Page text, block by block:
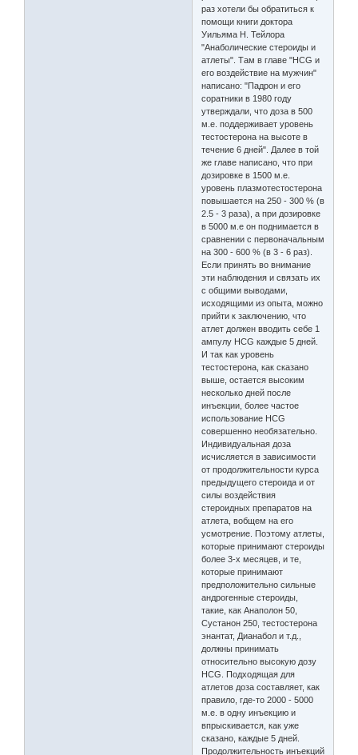
раз хотели бы обратиться к
помощи книги доктора
Уильяма Н. Тейлора
"Анаболические стероиды и
атлеты". Там в главе "HCG и
его воздействие на мужчин"
написано: "Падрон и его
соратники в 1980 году
утверждали, что доза в 500
м.е. поддерживает уровень
тестостерона на высоте в
течение 6 дней". Далее в той
же главе написано, что при
дозировке в 1500 м.е.
уровень плазмотестостерона
повышается на 250 - 300 % (в
2.5 - 3 раза), а при дозировке
в 5000 м.е он поднимается в
сравнении с первоначальным
на 300 - 600 % (в 3 - 6 раз).
Если принять во внимание
эти наблюдения и связать их
с общими выводами,
исходящими из опыта, можно
прийти к заключению, что
атлет должен вводить себе 1
ампулу HCG каждые 5 дней.
И так как уровень
тестостерона, как сказано
выше, остается высоким
несколько дней после
инъекции, более частое
использование HCG
совершенно необязательно.
Индивидуальная доза
исчисляется в зависимости
от продолжительности курса
предыдущего стероида и от
силы воздействия
стероидных препаратов на
атлета, вобщем на его
усмотрение. Поэтому атлеты,
которые принимают стероиды
более 3-х месяцев, и те,
которые принимают
предположительно сильные
андрогенные стероиды,
такие, как Анаполон 50,
Сустанон 250, тестостерона
энантат, Дианабол и т.д.,
должны принимать
относительно высокую дозу
HCG. Подходящая для
атлетов доза составляет, как
правило, где-то 2000 - 5000
м.е. в одну инъекцию и
впрыскивается, как уже
сказано, каждые 5 дней.
Продолжительность инъекций